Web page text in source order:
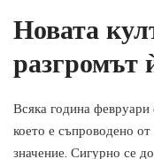
Новата
разгромът
Всяка година февруари
което е съпроводено
значение. Сигурно се